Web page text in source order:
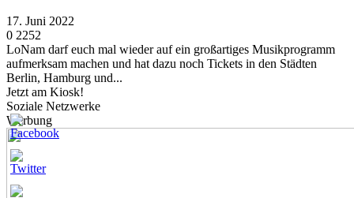
17. Juni 2022
0 2252
LoNam darf euch mal wieder auf ein großartiges Musikprogramm
aufmerksam machen und hat dazu noch Tickets in den Städten
Berlin, Hamburg und...
Jetzt am Kiosk!
Soziale Netzwerke
Werbung